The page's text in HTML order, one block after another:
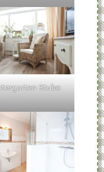
Stube